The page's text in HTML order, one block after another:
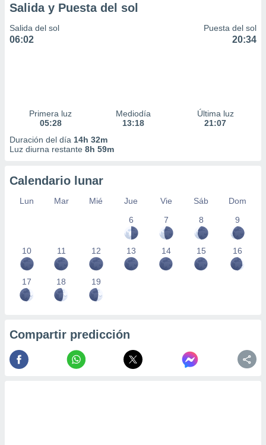
Salida y Puesta del sol
Salida del sol
06:02
Puesta del sol
20:34
Primera luz
05:28
Mediodía
13:18
Última luz
21:07
Duración del día 14h 32m
Luz diurna restante 8h 59m
Calendario lunar
Lun Mar Mié Jue Vie Sáb
Dom
6
7 8 9
10 11 12 13 14 15 16
17 18 19
Compartir predicción